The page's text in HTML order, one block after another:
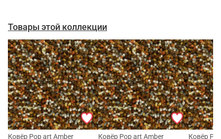
Товары этой коллекции
Ковёр Pop art Amber
Ковёр Pop art Amber
Ковёр